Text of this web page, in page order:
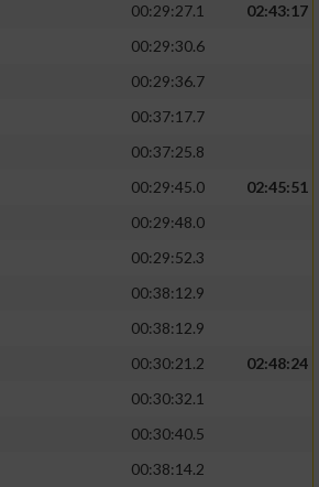
00:29:27.1
02:43:17
00:29:30.6
00:29:36.7
00:37:17.7
00:37:25.8
00:29:45.0
02:45:51
00:29:48.0
00:29:52.3
00:38:12.9
00:38:12.9
00:30:21.2
02:48:24
00:30:32.1
00:30:40.5
00:38:14.2